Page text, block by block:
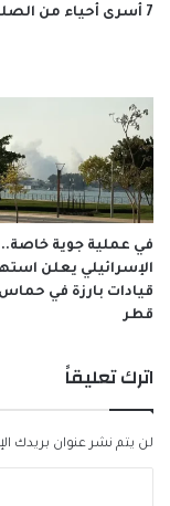
7 أسرى أحياء من الصليب الاحمر
في عملية جوية
الإسرائيلي يعلن
قيادات بارزة في
قطر
اترك تعليقاً
لن يتم نشر عنوان بريدك